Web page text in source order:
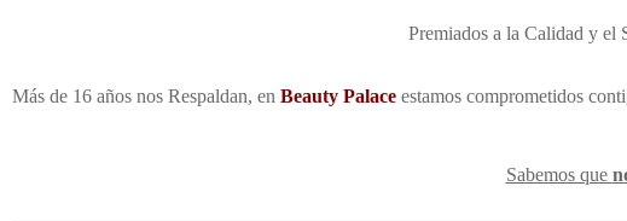
Premiados a la Calidad y
Más de 16 años nos Respaldan, en Beauty Palaceestamos comprometidos
Sabemos que